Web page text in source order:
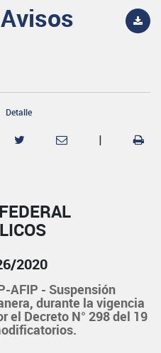
Detalle
|
2020
AFIP - Suspensión
durante la vigencia
el Decreto N° 298 del 19